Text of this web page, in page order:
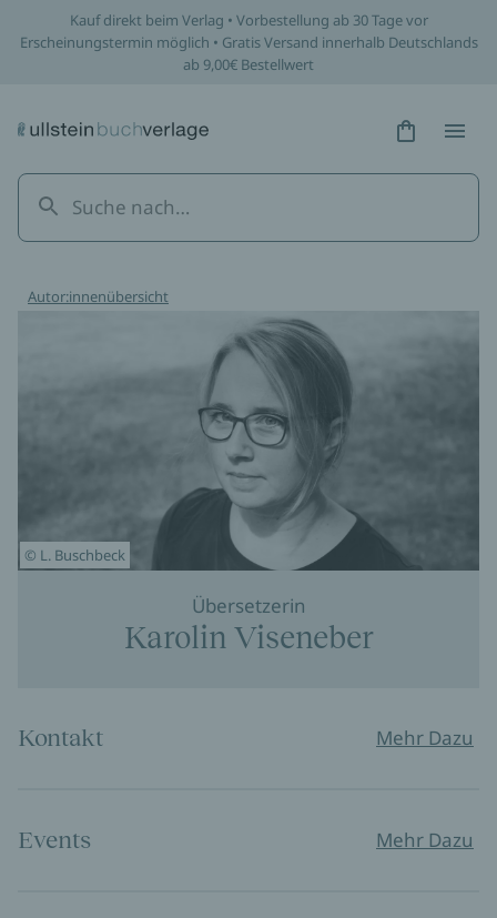
Kauf direkt beim Verlag • Vorbestellung ab 30 Tage vor
Erscheinungstermin möglich • Gratis Versand innerhalb Deutschlands
ab 9,00€ Bestellwert
Hidden
Autor:innenübersicht
© L. Buschbeck
Übersetzerin
Karolin Viseneber
Kontakt Mehr Dazu
Events Mehr Dazu